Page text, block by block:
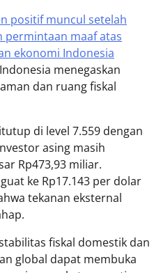
positif muncul setelah
permintaan maaf atas
ekonomi Indonesia
menegaskan
dan ruang fiskal
di level 7.559 dengan
asing masih
Rp473,93 miliar.
ke Rp17.143 per dolar
tekanan eksternal
fiskal domestik dan
global dapat membuka